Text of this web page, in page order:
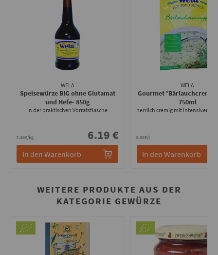
WELA
Speisewürze BIG ohne Glutamat
und Hefe- 850g
in der praktischen Vorratsflasche
7.28€/kg 6.19 €
In den Warenkorb
WELA
Gourmet
750ml
herrlich cremig mit intensiver
2.65€/l
In den Warenkorb
WEITERE PRODUKTE AUS DER
KATEGORIE GEWÜRZE